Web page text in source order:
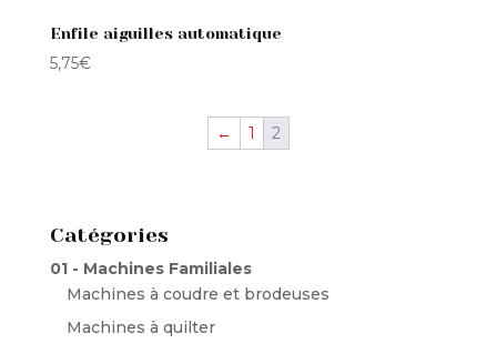
Enfile aiguilles automatique
5,75€
← 1 2
Catégories
01 - Machines Familiales
Machines à coudre et brodeuses
Machines à quilter